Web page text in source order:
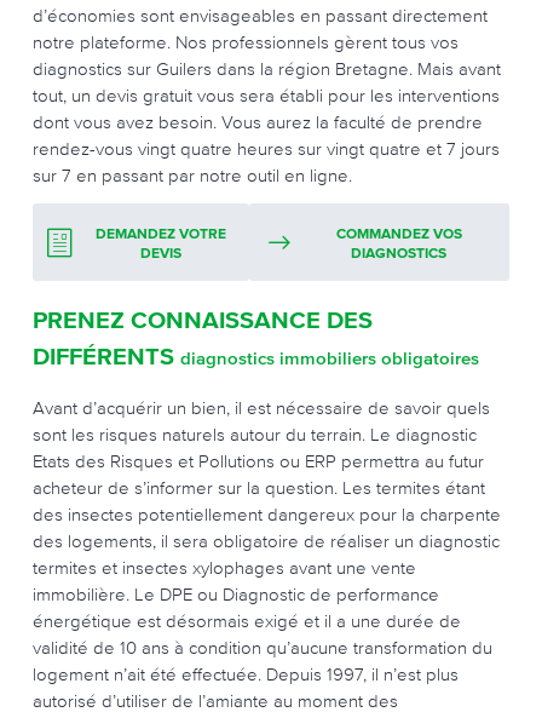
d’économies sont envisageables en passant directement
notre plateforme. Nos professionnels gèrent tous vos
diagnostics sur Guilers dans la région Bretagne. Mais avant
tout, un devis gratuit vous sera établi pour les interventions
dont vous avez besoin. Vous aurez la faculté de prendre
rendez-vous vingt quatre heures sur vingt quatre et 7 jours
sur 7 en passant par notre outil en ligne.
DEMANDEZ VOTRE
DEVIS
COMMANDEZ VOS
DIAGNOSTICS
PRENEZ CONNAISSANCE DES
DIFFÉRENTS diagnostics immobiliers obligatoires
Avant d’acquérir un bien, il est nécessaire de savoir quels
sont les risques naturels autour du terrain. Le diagnostic
Etats des Risques et Pollutions ou ERP permettra au futur
acheteur de s’informer sur la question. Les termites étant
des insectes potentiellement dangereux pour la charpente
des logements, il sera obligatoire de réaliser un diagnostic
termites et insectes xylophages avant une vente
immobilière. Le DPE ou Diagnostic de performance
énergétique est désormais exigé et il a une durée de
validité de 10 ans à condition qu’aucune transformation du
logement n’ait été effectuée. Depuis 1997, il n’est plus
autorisé d’utiliser de l’amiante au moment des